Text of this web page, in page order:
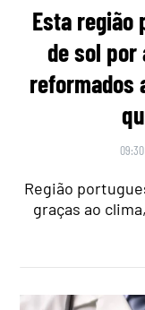
Esta região
de sol por
reformados
Região
graças ao